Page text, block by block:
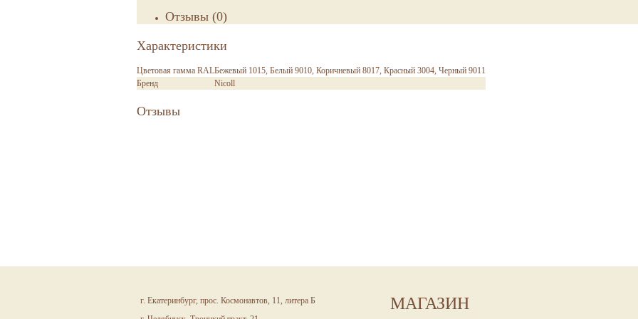
Отзывы (0)
Характеристики
Цветовая гамма RALБежевый 1015, Белый 9010, Коричневый 8017, Красный 3004, Черный 9011
Бренд
Nicoll
Отзывы
г. Екатеринбург, прос. Космонавтов, 11, литера Б
МАГАЗИН